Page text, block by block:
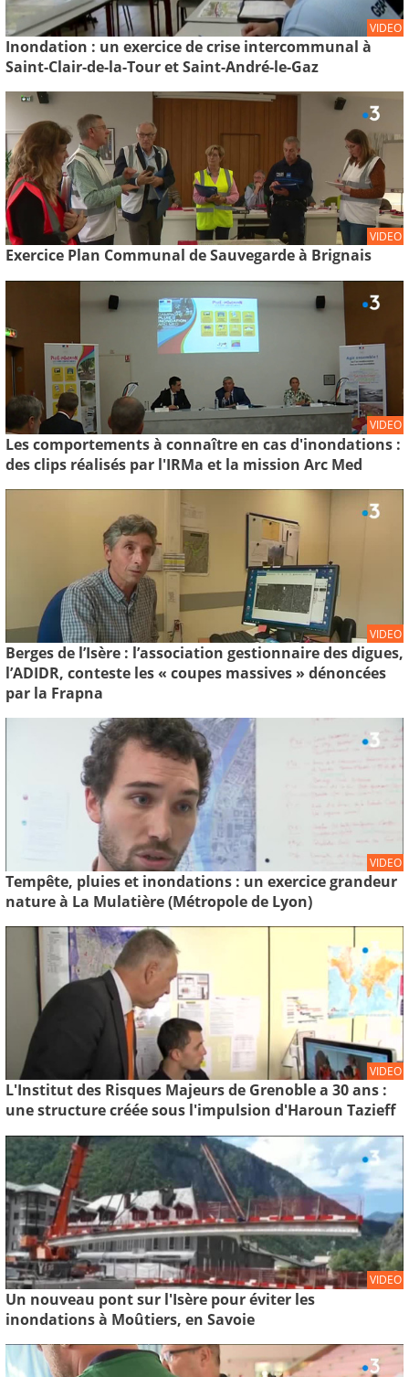
VIDEO
Inondation : un exercice de crise intercommunal à
Saint-Clair-de-la-Tour et Saint-André-le-Gaz
VIDEO
Exercice Plan Communal de Sauvegarde à Brignais
VIDEO
Les comportements à connaître en cas d'inondations :
des clips réalisés par l'IRMa et la mission Arc Med
VIDEO
Berges de l’Isère : l’association gestionnaire des digues,
l’ADIDR, conteste les « coupes massives » dénoncées
par la Frapna
VIDEO
Tempête, pluies et inondations : un exercice grandeur
nature à La Mulatière (Métropole de Lyon)
VIDEO
L'Institut des Risques Majeurs de Grenoble a 30 ans :
une structure créée sous l'impulsion d'Haroun Tazieff
VIDEO
Un nouveau pont sur l'Isère pour éviter les
inondations à Moûtiers, en Savoie